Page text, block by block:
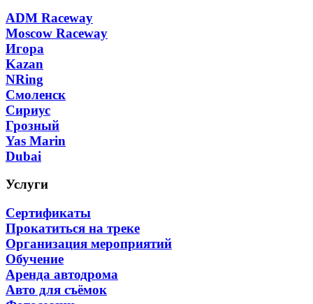
ADM Raceway
Moscow Raceway
Игора
Kazan
NRing
Смоленск
Сириус
Грозный
Yas Marin
Dubai
Услуги
Сертификаты
Прокатиться на треке
Организация мероприятий
Обучение
Аренда автодрома
Авто для съёмок